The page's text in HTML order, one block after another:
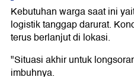
Kebutuhan warga saat ini
logistik tanggap darurat.
terus berlanjut di lokasi.
"Situasi akhir untuk
imbuhnya.